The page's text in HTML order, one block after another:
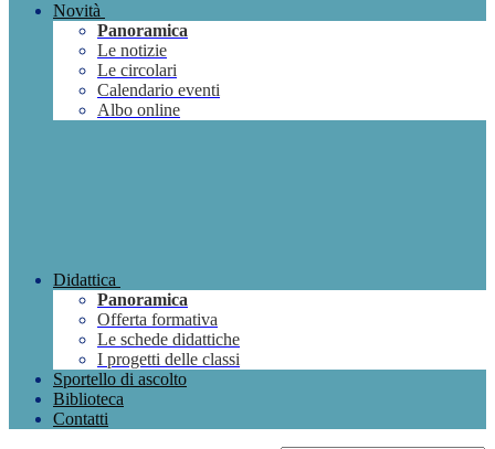
Novità
Panoramica
Le notizie
Le circolari
Calendario eventi
Albo online
Didattica
Panoramica
Offerta formativa
Le schede didattiche
I progetti delle classi
Sportello di ascolto
Biblioteca
Contatti